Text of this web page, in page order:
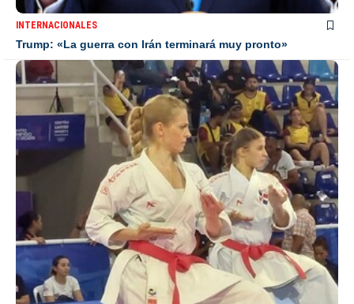
INTERNACIONALES
Trump: «La guerra con Irán terminará muy pronto»